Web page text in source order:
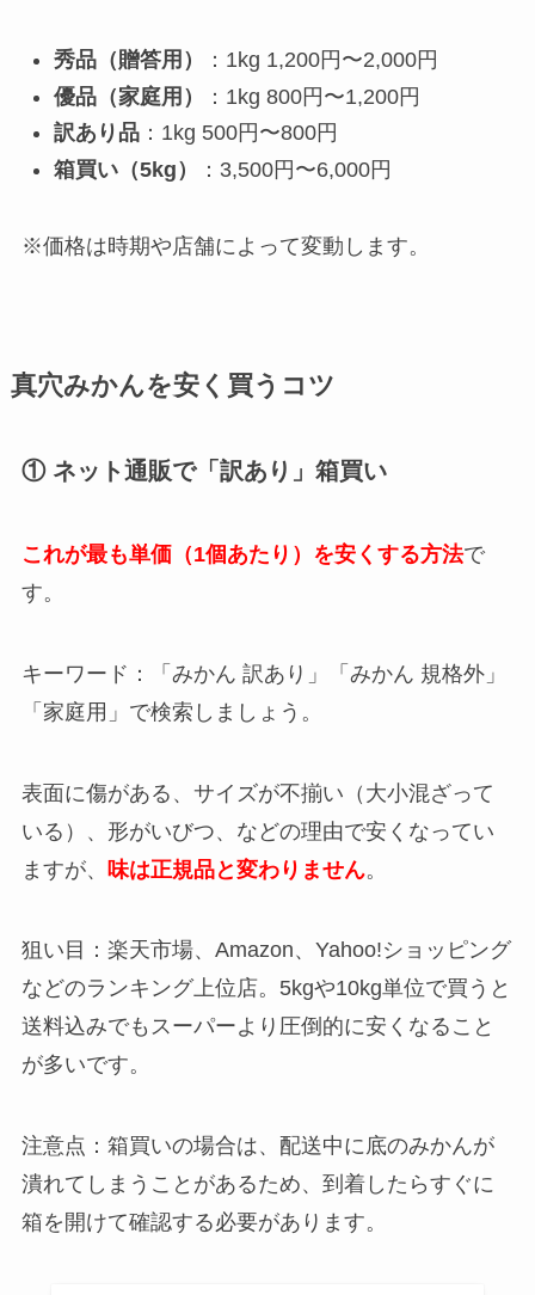
秀品（贈答用）
：1kg 1,200円〜2,000円
優品（家庭用）
：1kg 800円〜1,200円
訳あり品：1kg 500円〜800円
箱買い（5kg）
：3,500円〜6,000円
※価格は時期や店舗によって変動します。
真穴みかんを安く買うコツ
① ネット通販で「訳あり」箱買い
これが最も単価（1個あたり）を安くする方法で
す。
キーワード：「みかん 訳あり」「みかん 規格外」
「家庭用」で検索しましょう。
表面に傷がある、サイズが不揃い（大小混ざって
いる）、形がいびつ、などの理由で安くなってい
ますが、
味は正規品と変わりません。
狙い目：楽天市場、Amazon、Yahoo!ショッピング
などのランキング上位店。5kgや10kg単位で買うと
送料込みでもスーパーより圧倒的に安くなること
が多いです。
注意点：箱買いの場合は、配送中に底のみかんが
潰れてしまうことがあるため、到着したらすぐに
箱を開けて確認する必要があります。